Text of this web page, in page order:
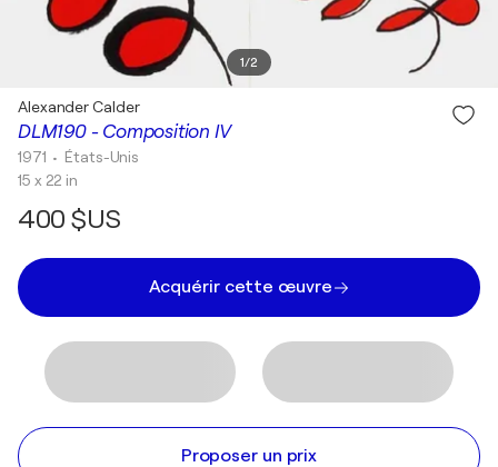
1/2
DLM190 - Composition IV
Alexander Calder
1971 • États-Unis
15 x 22 in
400 $US
Acquérir cette œuvre
Proposer un prix